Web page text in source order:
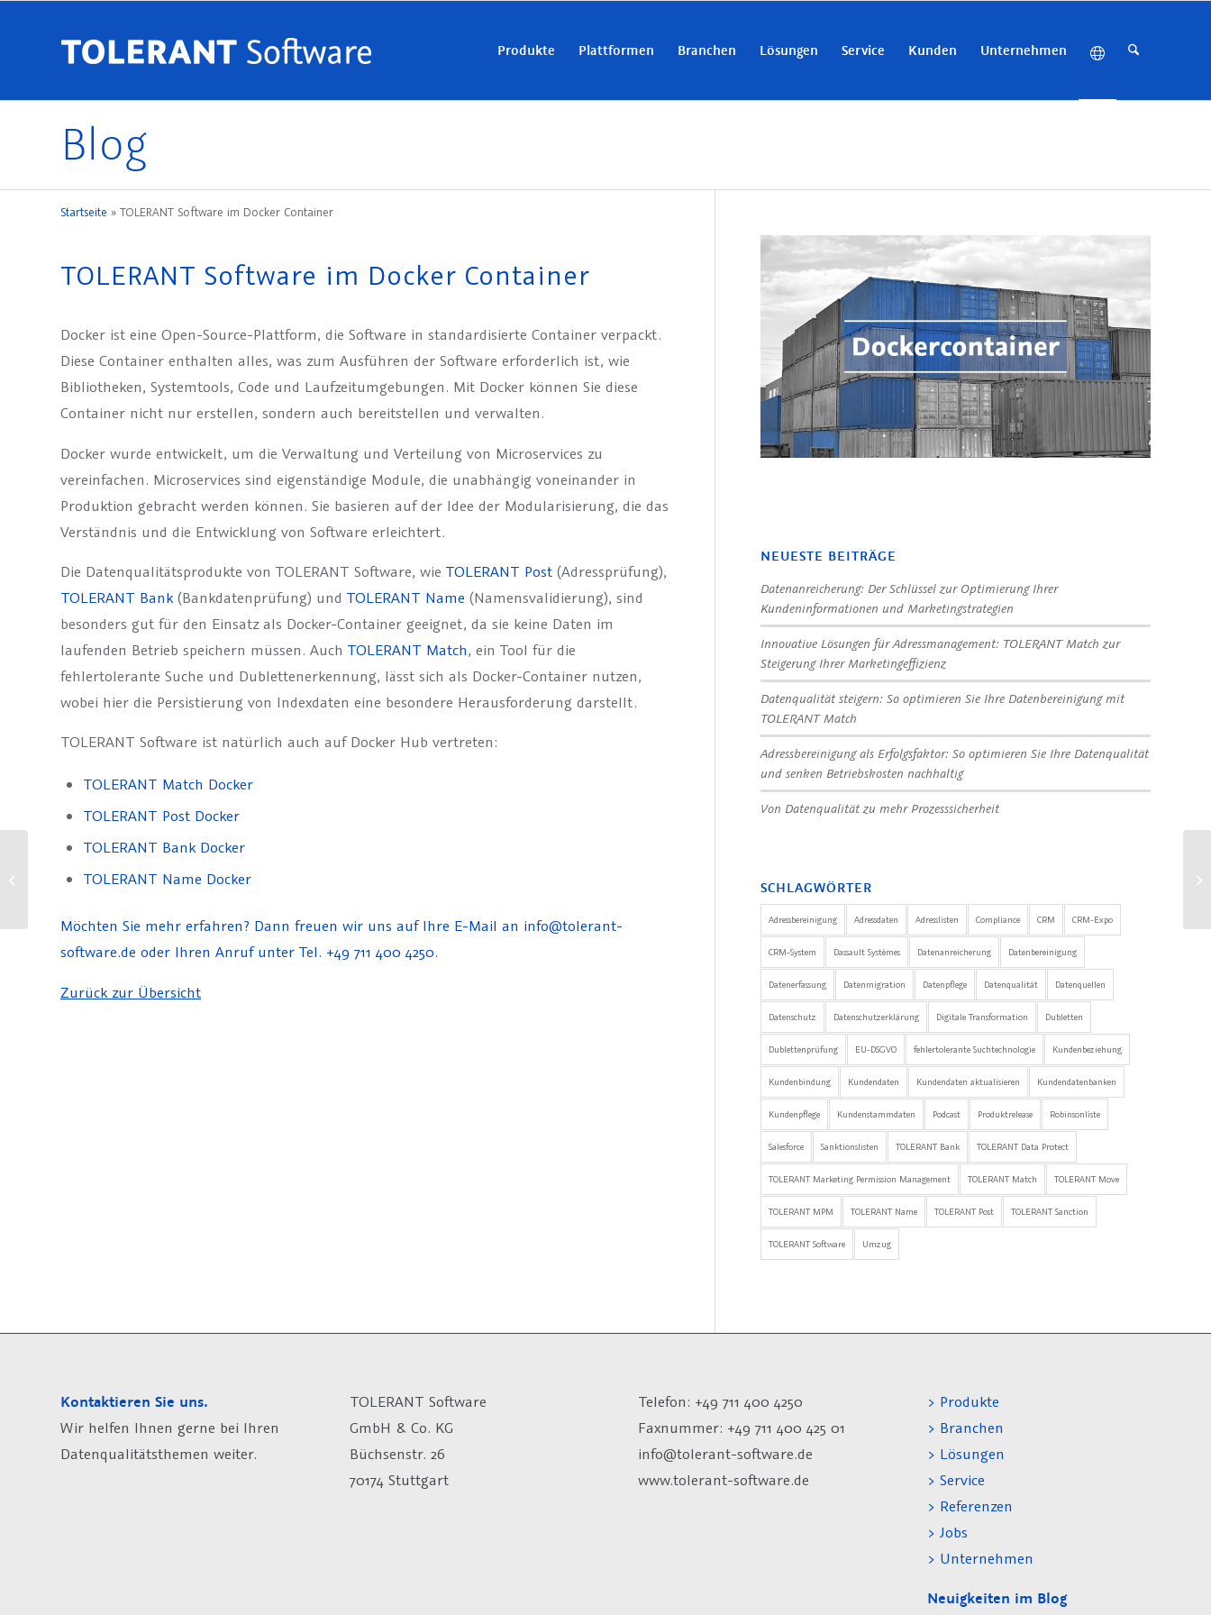
Produkte Plattformen Branchen Lösungen Service Kunden Unternehmen
Blog
Startseite » TOLERANT Software im Docker Container
TOLERANT Software im Docker Container
Docker ist eine Open-Source-Plattform, die Software in standardisierte Container verpackt.
Diese Container enthalten alles, was zum Ausführen der Software erforderlich ist, wie
Bibliotheken, Systemtools, Code und Laufzeitumgebungen. Mit Docker können Sie diese
Container nicht nur erstellen, sondern auch bereitstellen und verwalten.
Docker wurde entwickelt, um die Verwaltung und Verteilung von Microservices zu
vereinfachen. Microservices sind eigenständige Module, die unabhängig voneinander in
Produktion gebracht werden können. Sie basieren auf der Idee der Modularisierung, die das
Verständnis und die Entwicklung von Software erleichtert.
Die Datenqualitätsprodukte von TOLERANT Software, wie TOLERANT Post (Adressprüfung),
TOLERANT Bank(Bankdatenprüfung) und TOLERANT Name (Namensvalidierung), sind
besonders gut für den Einsatz als Docker-Container geeignet, da sie keine Daten im
laufenden Betrieb speichern müssen. Auch TOLERANT Match, ein Tool für die
fehlertolerante Suche und Dublettenerkennung, lässt sich als Docker-Container nutzen,
wobei hier die Persistierung von Indexdaten eine besondere Herausforderung darstellt.
TOLERANT Software ist natürlich auch auf Docker Hub vertreten:
TOLERANT Match Docker
TOLERANT Post Docker
TOLERANT Bank Docker
TOLERANT Name Docker
Möchten Sie mehr erfahren? Dann freuen wir uns auf Ihre E-Mail an info@tolerant-
software.de oder Ihren Anruf unter Tel. +49 711 400 4250.
Zurück zur Übersicht
NEUESTE BEITRÄGE
Datenanreicherung: Der Schlüssel zur Optimierung Ihrer
Kundeninformationen und Marketingstrategien
Innovative Lösungen für Adressmanagement: TOLERANT Match zur
Steigerung Ihrer Marketingeffizienz
Datenqualität steigern: So optimieren Sie Ihre Datenbereinigung mit
TOLERANT Match
Adressbereinigung als Erfolgsfaktor: So optimieren Sie Ihre Datenqualität
und senken Betriebskosten nachhaltig
Von Datenqualität zu mehr Prozesssicherheit
SCHLAGWÖRTER
Adressbereinigung Adressdaten Adresslisten Compliance CRM CRM-Expo
CRM-System Dassault Systèmes Datenanreicherung Datenbereinigung
Datenerfassung Datenmigration Datenpflege Datenqualität Datenquellen
Datenschutz Datenschutzerklärung Digitale Transformation Dubletten
Dublettenprüfung EU-DSGVO fehlertolerante Suchtechnologie Kundenbeziehung
Kundenbindung Kundendaten Kundendaten aktualisieren Kundendatenbanken
Kundenpflege Kundenstammdaten Podcast Produktrelease Robinsonliste
Salesforce Sanktionslisten TOLERANT Bank TOLERANT Data Protect
TOLERANT Marketing Permission Management TOLERANT Match TOLERANT Move
TOLERANT MPM TOLERANT Name TOLERANT Post TOLERANT Sanction
TOLERANT Software Umzug
Kontaktieren Sie uns.
Wir helfen Ihnen gerne bei Ihren
Datenqualitätsthemen weiter.
TOLERANT Software
GmbH & Co. KG
Büchsenstr. 26
70174 Stuttgart
Telefon: +49 711 400 4250
Faxnummer: +49 711 400 425 01
info@tolerant-software.de
www.tolerant-software.de
> Produkte
> Branchen
> Lösungen
> Service
> Referenzen
> Jobs
> Unternehmen
Neuigkeiten im Blog